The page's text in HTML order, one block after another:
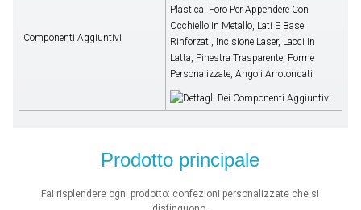
Componenti Aggiuntivi
Plastica, Foro Per Appendere Con
Occhiello In Metallo, Lati E Base
Rinforzati, Incisione Laser, Lacci In
Latta, Finestra Trasparente, Forme
Personalizzate, Angoli Arrotondati
Prodotto principale
Fai risplendere ogni prodotto: confezioni personalizzate che si